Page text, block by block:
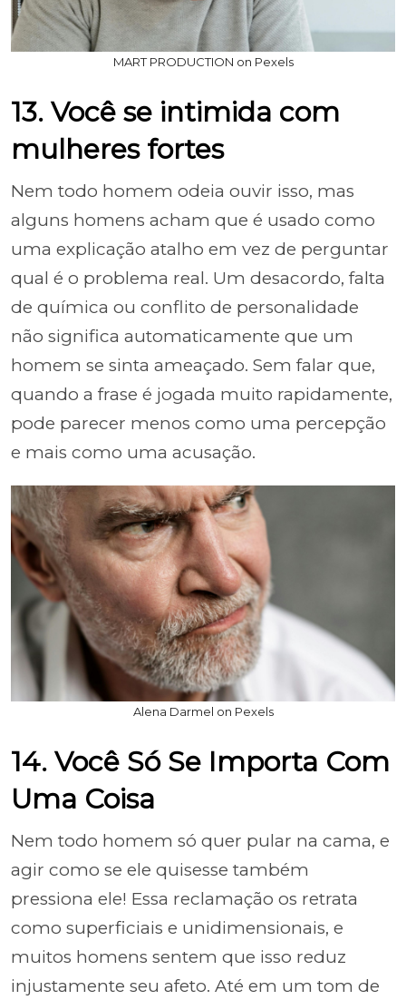
MART PRODUCTION on Pexels
13. Você se intimida com
mulheres fortes
Nem todo homem odeia ouvir isso, mas
alguns homens acham que é usado como
uma explicação atalho em vez de perguntar
qual é o problema real. Um desacordo, falta
de química ou conflito de personalidade
não significa automaticamente que um
homem se sinta ameaçado. Sem falar que,
quando a frase é jogada muito rapidamente,
pode parecer menos como uma percepção
e mais como uma acusação.
Alena Darmel on Pexels
14. Você Só Se Importa Com
Uma Coisa
Nem todo homem só quer pular na cama, e
agir como se ele quisesse também
pressiona ele! Essa reclamação os retrata
como superficiais e unidimensionais, e
muitos homens sentem que isso reduz
injustamente seu afeto. Até em um tom de